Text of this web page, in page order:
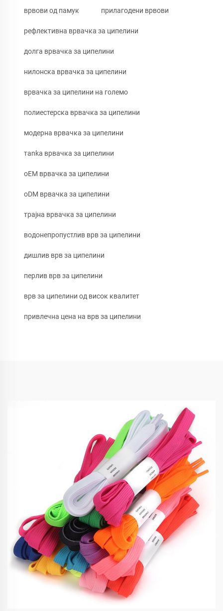
врвови од памук прилагодени врвови
рефлективна врвачка за ципелини
долга врвачка за ципелини
нилонска врвачка за ципелини
врвачка за ципелини на големо
полиестерска врвачка за ципелини
модерна врвачка за ципелини
тanka врвачка за ципелини
oEM врвачка за ципелини
oDM врвачка за ципелини
трајна врвачка за ципелини
водонепропустлив врв за ципелини
дишлив врв за ципелини
перлив врв за ципелини
врв за ципелини од висок квалитет
привлечна цена на врв за ципелини